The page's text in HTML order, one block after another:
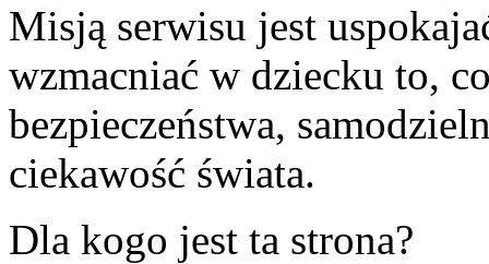
Misją serwisu jest
wzmacniać w dziecku to,
bezpieczeństwa,
ciekawość świata.
Dla kogo jest ta strona?